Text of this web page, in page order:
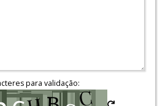
para validação: